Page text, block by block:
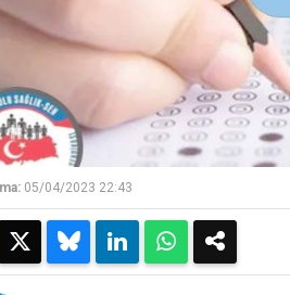
05/04/2023 22:43